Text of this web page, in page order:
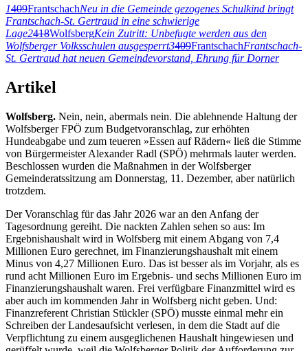
1409FrantschachNeu in die Gemeinde gezogenes Schulkind bringt
Frantschach-St. Gertraud in eine schwierige
Lage2418WolfsbergKein Zutritt: Unbefugte werden aus den
Wolfsberger Volksschulen ausgesperrt3409FrantschachFrantschach-
St. Gertraud hat neuen Gemeindevorstand, Ehrung für Dorner
Artikel
Wolfsberg. Nein, nein, abermals nein. Die ablehnende Haltung der
Wolfsberger FPÖ zum Budgetvoranschlag, zur erhöhten
Hundeabgabe und zum teueren »Essen auf Rädern« ließ die Stimme
von Bürgermeister Alexander Radl (SPÖ) mehrmals lauter werden.
Beschlossen wurden die Maßnahmen in der Wolfsberger
Gemeinderatssitzung am Donnerstag, 11. Dezember, aber natürlich
trotzdem.
Der Voranschlag für das Jahr 2026 war an den Anfang der
Tagesordnung gereiht. Die nackten Zahlen sehen so aus: Im
Ergebnishaushalt wird in Wolfsberg mit einem Abgang von 7,4
Millionen Euro gerechnet, im Finanzierungshaushalt mit einem
Minus von 4,27 Millionen Euro. Das ist besser als im Vorjahr, als es
rund acht Millionen Euro im Ergebnis- und sechs Millionen Euro im
Finanzierungshaushalt waren. Frei verfügbare Finanzmittel wird es
aber auch im kommenden Jahr in Wolfsberg nicht geben. Und:
Finanzreferent Christian Stückler (SPÖ) musste einmal mehr ein
Schreiben der Landesaufsicht verlesen, in dem die Stadt auf die
Verpflichtung zu einem ausgeglichenen Haushalt hingewiesen und